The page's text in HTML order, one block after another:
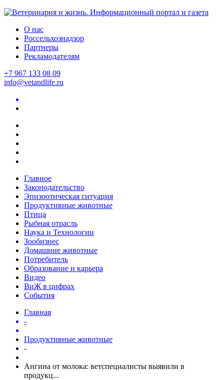
О нас
Россельхознадзор
Партнеры
Рекламодателям
+7 967 133 08 09
info@vetandlife.ru
Главное
Законодательство
Эпизоотическая ситуация
Продуктивные животные
Птица
Рыбная отрасль
Наука и Технологии
Зообизнес
Домашние животные
Потребитель
Образование и карьера
Видео
ВиЖ в цифрах
События
Главная
-
Продуктивные животные
-
Ангина от молока: ветспециалисты выявили в
продукц...